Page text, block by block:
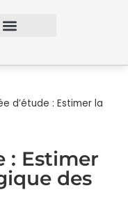
d’étude : Estimer la
: Estimer
des